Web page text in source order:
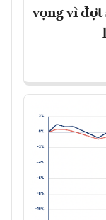
vọng vì đợt